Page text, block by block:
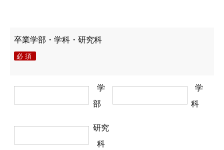
卒業学部・学科・研究科
必須
学
部
学
科
研究
科